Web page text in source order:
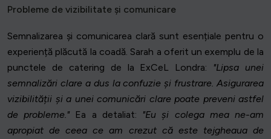
Probleme de vizibilitate și comunicare
Semnalizarea și comunicarea clară sunt esențiale pentru o
experiență plăcută la coadă. Sarah a oferit un exemplu de la
punctele de catering de la ExCeL Londra: "Lipsa unei
semnalizări clare a dus la confuzie și frustrare. Asigurarea
vizibilității și a unei comunicări clare poate preveni astfel
de probleme."Ea a detaliat: "Eu și colega mea ne-am
apropiat de ceea ce am crezut că este tejgheaua de